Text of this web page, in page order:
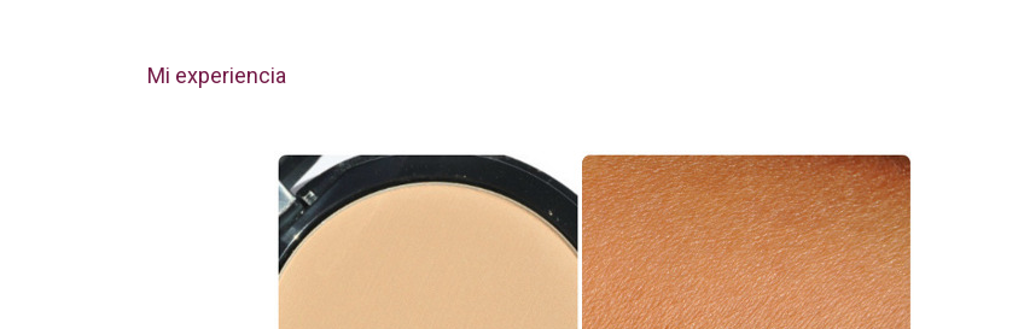
Mi experiencia